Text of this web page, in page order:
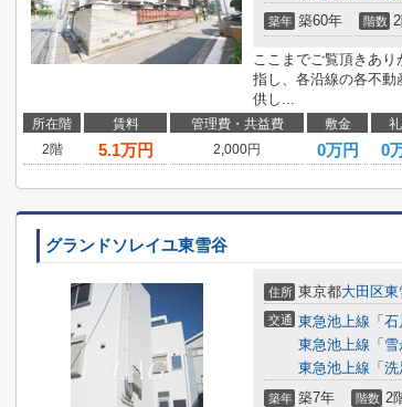
築年 築60年 階数
ここまでご覧頂きあ
指し、各沿線の各不動
供し...
所在階 賃料 管理費・共益費 敷金
2階
5.1万円 2,000円 0万円 0
グランドソレイユ東雪谷
住所 東京都大田区東
交通 東急池上線 「 石
東急池上線 「
東急池上線 「 洗
築年 築7年 階数 2